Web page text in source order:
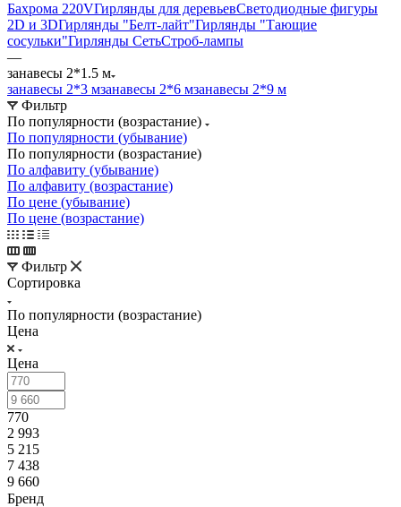
Бахрома 220VГирлянды для деревьевСветодиодные фигуры
2D и 3DГирлянды "Белт-лайт"Гирлянды "Тающие
сосульки"Гирлянды СетьСтроб-лампы
—
занавесы 2*1.5 м
занавесы 2*3 мзанавесы 2*6 мзанавесы 2*9 м
Фильтр
По популярности (возрастание)
По популярности (убывание)
По популярности (возрастание)
По алфавиту (убывание)
По алфавиту (возрастание)
По цене (убывание)
По цене (возрастание)
Фильтр
Сортировка
По популярности (возрастание)
Цена
Цена
770
2 993
5 215
7 438
9 660
Бренд